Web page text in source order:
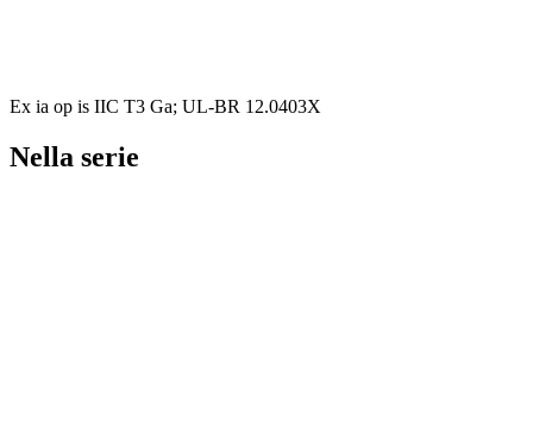
Ex ia op is IIC T3 Ga; UL-BR 12.0403X
Nella serie